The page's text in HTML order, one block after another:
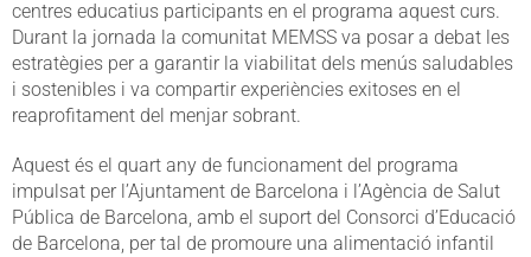
centres educatius participants en el programa aquest curs.
Durant la jornada la comunitat MEMSS va posar a debat les
estratègies per a garantir la viabilitat dels menús saludables
i sostenibles i va compartir experiències exitoses en el
reaprofitament del menjar sobrant.
Aquest és el quart any de funcionament del programa
impulsat per l’Ajuntament de Barcelona i l’Agència de Salut
Pública de Barcelona, amb el suport del Consorci d’Educació
de Barcelona, per tal de promoure una alimentació infantil